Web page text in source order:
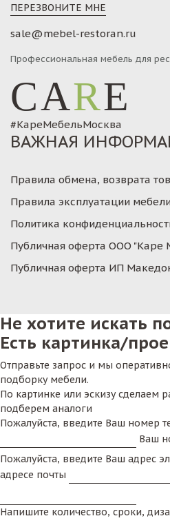
ПЕРЕЗВОНИТЕ МНЕ
sale@mebel-restoran.ru
Профессиональная мебель для
CARE
#КареМебельМосква
ВАЖНАЯ
Правила обмена, возврата
Правила эксплуатации
Политика
Публичная оферта ООО "Каре
Публичная оферта ИП
Не хотите искать
Есть картинка/
Отправьте запрос и мы
подборку мебели.
По картинке или эскизу сделаем
подберем аналоги
Пожалуйста, введите Ваш номер
Ваш
Пожалуйста, введите Ваш адрес
адресе почты
Напишите количество, сроки,